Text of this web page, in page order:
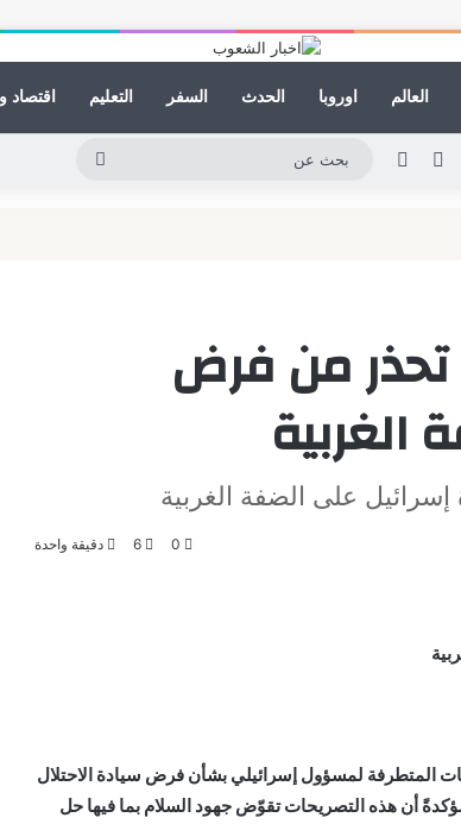
العالم اوروبا الحدث السفر التعليم اقتصاد
انستقراممقال عشوائي
الوضع المظلم
تحذر من فرض
الغربية
على الضفة الغربية
0
6 دقيقة واحدة